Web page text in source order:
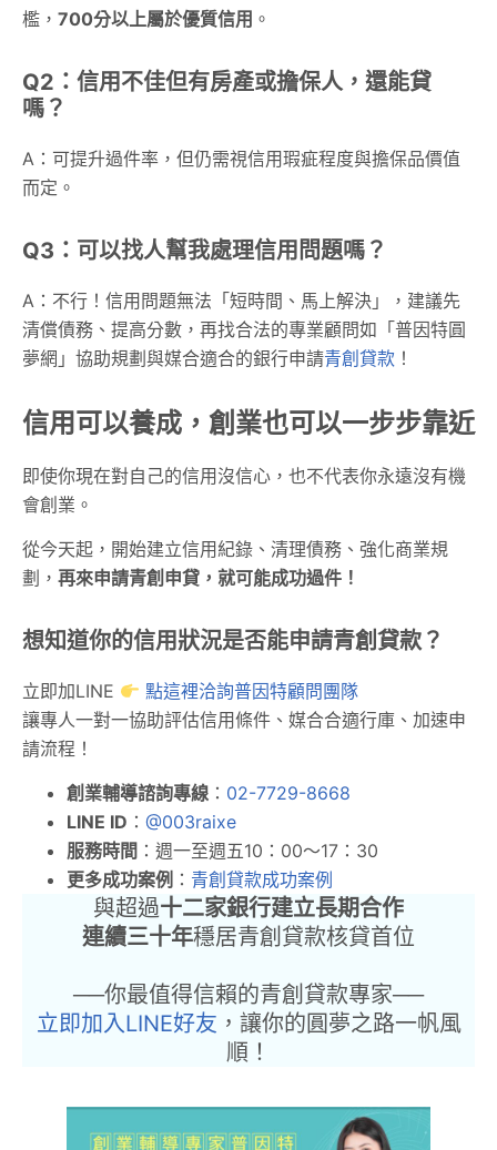
檻， 700分以上屬於優質信用 。
Q2：信用不佳但有房產或擔保人，還能貸
嗎？
A：可提升過件率，但仍需視信用瑕疵程度與擔保品價值
而定。
Q3：可以找人幫我處理信用問題嗎？
A：不行！信用問題無法「短時間、馬上解決」，建議先
清償債務、提高分數，再找合法的專業顧問如「普因特圓
夢網」協助規劃與媒合適合的銀行申請青創貸款 ！
信用可以養成，創業也可以一步步靠近
即使你現在對自己的信用沒信心，也不代表你永遠沒有機
會創業。
從今天起，開始建立信用紀錄、清理債務、強化商業規
劃， 再來申請青創申貸，就可能成功過件！
想知道你的信用狀況是否能申請青創貸款？
立即加LINE
點這裡洽詢普因特顧問團隊
讓專人一對一協助評估信用條件、媒合合適行庫、加速申
請流程！
創業輔導諮詢專線 ： 02-7729-8668
LINE ID ： @003raixe
服務時間 ：週一至週五10：00～17：30
更多成功案例 ： 青創貸款成功案例
與超過十二家銀行建立長期合作
連續三十年穩居青創貸款核貸首位
──你最值得信賴的青創貸款專家──
立即加入LINE好友 ，讓你的圓夢之路一帆風
順！